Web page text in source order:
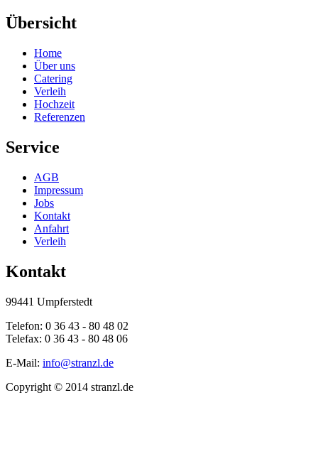
Übersicht
Home
Über uns
Catering
Verleih
Hochzeit
Referenzen
Service
AGB
Impressum
Jobs
Kontakt
Anfahrt
Verleih
Kontakt
99441 Umpferstedt
Telefon: 0 36 43 - 80 48 02
Telefax: 0 36 43 - 80 48 06
E-Mail: info@stranzl.de
Copyright © 2014 stranzl.de